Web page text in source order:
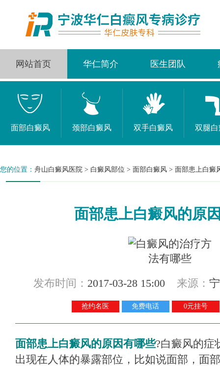
网站首页 华仁简介 医生团队
面部白癜风 颈部白癜风 双手白癜风 双腿
您的位置： 舟山白癜风医院 > 白癜风部位 > 面部白癜风 > 面部患上白癜
面部患上白癜风的原
发布时间： 2017-03-28 15:00 来源：
抢约名医 免费电话 0元挂号
面部患上白癜风的原因有哪些?白癜风的症
出现在人体的暴露部位，比如说面部，面